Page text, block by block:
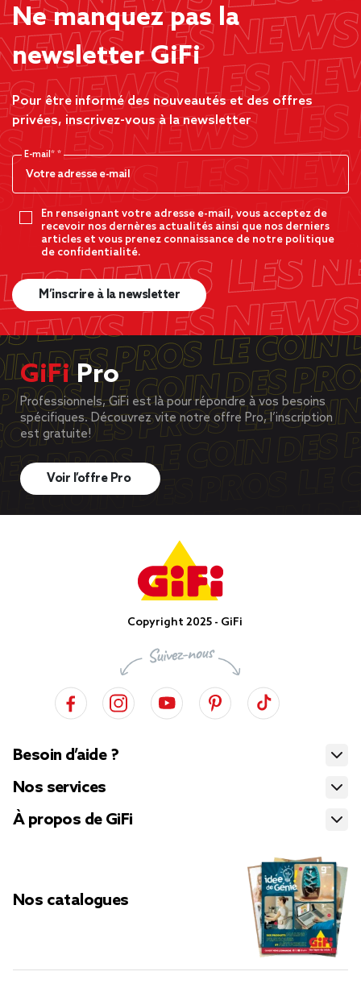
Ne manquez pas la
newsletter GiFi
Pour être informé des nouveautés et des offres
privées, inscrivez-vous à la newsletter
E-mail*
En renseignant votre adresse e-mail, vous acceptez de
recevoir nos dernères actualités ainsi que nos derniers
articles et vous prenez connaissance de notre politique
de confidentialité.
M’inscrire à la newsletter
GiFiPro
Professionnels, GiFi est là pour répondre à vos besoins
spécifiques. Découvrez vite notre offre Pro, l’inscription
est gratuite!
Voir l’offre Pro
Copyright 2025 - GiFi
Besoin d’aide ?
Nos services
À propos de GiFi
Nos catalogues